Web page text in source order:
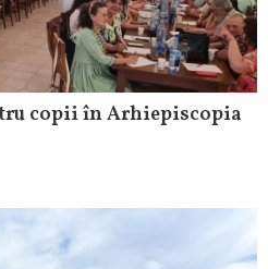
copii în Arhiepiscopia